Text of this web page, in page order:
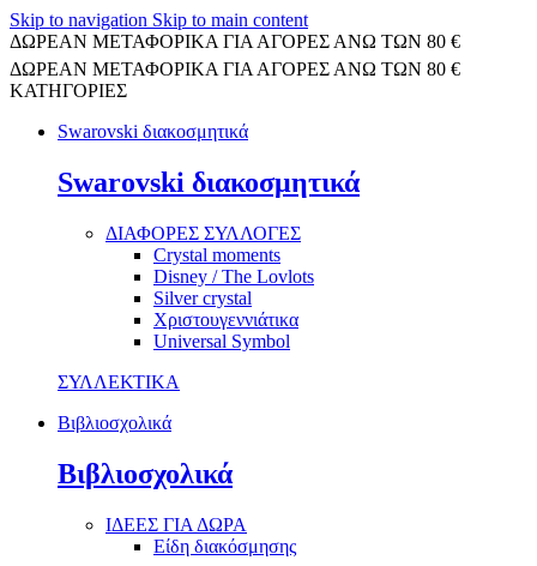
Skip to navigation Skip to main content
ΔΩΡΕΑΝ ΜΕΤΑΦΟΡΙΚΑ ΓΙΑ ΑΓΟΡΕΣ ΑΝΩ ΤΩΝ 80 €
ΔΩΡΕΑΝ ΜΕΤΑΦΟΡΙΚΑ ΓΙΑ ΑΓΟΡΕΣ ΑΝΩ ΤΩΝ 80 €
ΚΑΤΗΓΟΡΙΕΣ
Swarovski διακοσμητικά
Swarovski διακοσμητικά
ΔΙΑΦΟΡΕΣ ΣΥΛΛΟΓΕΣ
Crystal moments
Disney / The Lovlots
Silver crystal
Χριστουγεννιάτικα
Universal Symbol
ΣΥΛΛΕΚΤΙΚΑ
Βιβλιοσχολικά
Βιβλιοσχολικά
ΙΔΕΕΣ ΓΙΑ ΔΩΡΑ
Είδη διακόσμησης